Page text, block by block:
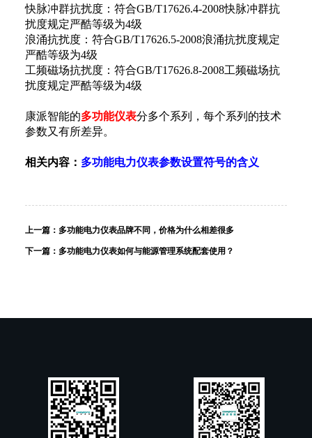
快脉冲群抗扰度：符合GB/T17626.4-2008快脉冲群抗
扰度规定严酷等级为4级
浪涌抗扰度：符合GB/T17626.5-2008浪涌抗扰度规定
严酷等级为4级
工频磁场抗扰度：符合GB/T17626.8-2008工频磁场抗
扰度规定严酷等级为4级
康派智能的多功能仪表分多个系列，每个系列的技术
参数又有所差异。
相关内容： 多功能电力仪表参数设置符号的含义
上一篇： 多功能电力仪表品牌不同，价格为什么相差很多
下一篇： 多功能电力仪表如何与能源管理系统配套使用？